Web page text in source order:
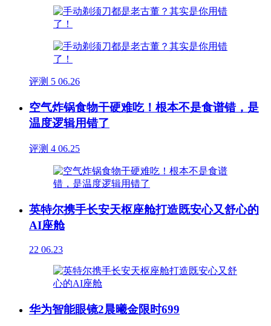
评测 5 06.26
空气炸锅食物干硬难吃！根本不是食谱错，是
温度逻辑用错了
评测 4 06.25
英特尔携手长安天枢座舱打造既安心又舒心的
AI座舱
22 06.23
华为智能眼镜2晨曦金限时699